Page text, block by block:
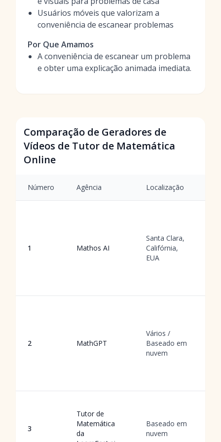
Usuários móveis que valorizam a
conveniência de escanear problemas
Por Que Amamos
A conveniência de escanear um problema
e obter uma explicação animada imediata.
Comparação de Geradores de
Vídeos de Tutor de Matemática
Online
Número Agência Localização
1 Mathos AI
Santa Clara,
Califórnia,
EUA
2 MathGPT
Vários /
Baseado em
nuvem
3
Tutor de
Matemática
da
Baseado em
nuvem